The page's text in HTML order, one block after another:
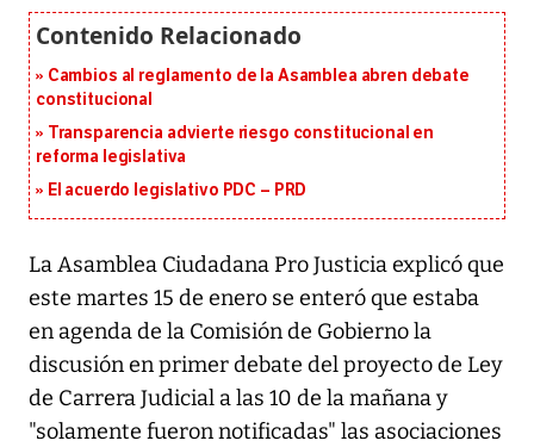
Cambios al reglamento de la Asamblea abren debate
constitucional
Transparencia advierte riesgo constitucional en
reforma legislativa
El acuerdo legislativo PDC – PRD
La Asamblea Ciudadana Pro Justicia explicó que
este martes 15 de enero se enteró que estaba
en agenda de la Comisión de Gobierno la
discusión en primer debate del proyecto de Ley
de Carrera Judicial a las 10 de la mañana y
"solamente fueron notificadas" las asociaciones